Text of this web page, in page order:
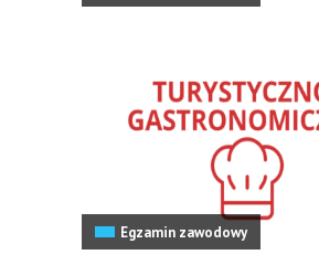
Egzamin zawodowy